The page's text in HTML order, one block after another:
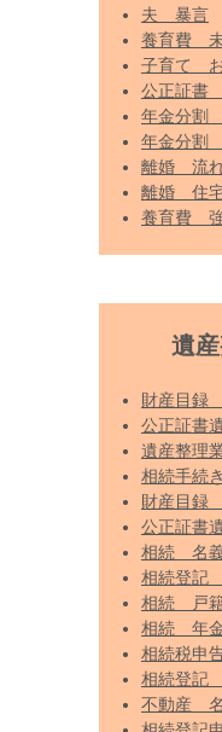
夫 暴言
養育費
子育て
公正証書
年金分割
年金分割
離婚 流
離婚 住
養育費
遺
財産目録
公正証書
遺産整理
相続手続
財産目録
公正証書
相続 名
相続登記
相続 戸
相続 年
相続税申
相続登記
不動産